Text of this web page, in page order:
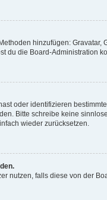
hinzufügen:
du die Board-Administration
oder identifizieren
Bitte schreibe keine
wieder zurücksetzen.
nutzen, falls diese von der